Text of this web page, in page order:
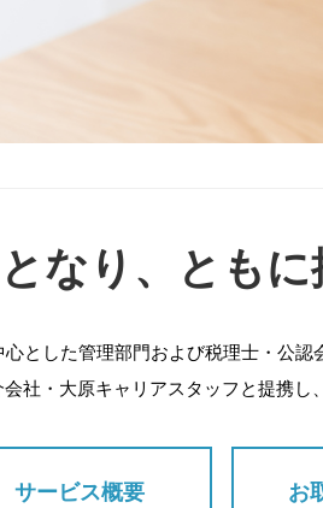
なり、ともに
とした管理部門および税理士・公
社・大原キャリアスタッフと提携
サービス概要 お